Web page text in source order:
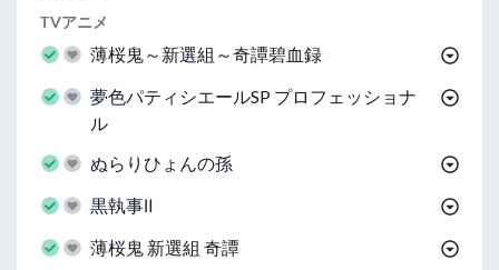
TVアニメ
薄桜鬼～新選組～奇譚碧血録
夢色パティシエールSP プロフェッショナ
ル
ぬらりひょんの孫
黒執事Ⅱ
薄桜鬼 新選組 奇譚